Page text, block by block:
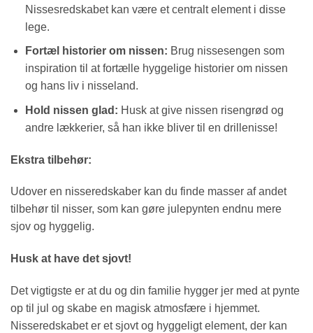
Nissesredskabet kan være et centralt element i disse
lege.
Fortæl historier om nissen: Brug nissesengen som
inspiration til at fortælle hyggelige historier om nissen
og hans liv i nisseland.
Hold nissen glad: Husk at give nissen risengrød og
andre lækkerier, så han ikke bliver til en drillenisse!
Ekstra tilbehør:
Udover en nisseredskaber kan du finde masser af andet
tilbehør til nisser, som kan gøre julepynten endnu mere
sjov og hyggelig.
Husk at have det sjovt!
Det vigtigste er at du og din familie hygger jer med at pynte
op til jul og skabe en magisk atmosfære i hjemmet.
Nisseredskabet er et sjovt og hyggeligt element, der kan